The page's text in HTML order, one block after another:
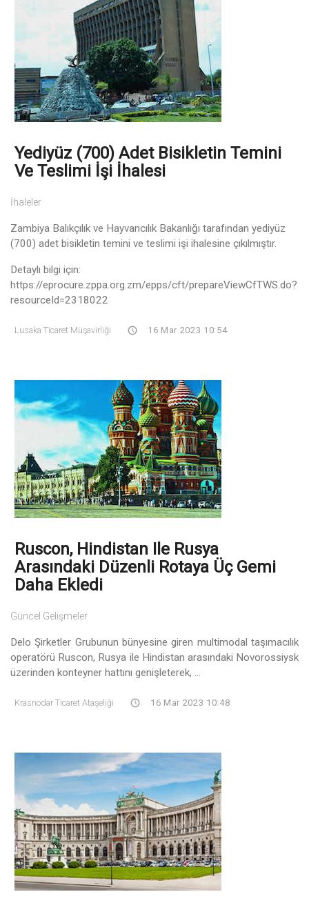
Yediyüz (700) Adet Bisikletin Temini
Ve Teslimi İşi İhalesi
İhaleler
Zambiya Balıkçılık ve Hayvancılık Bakanlığı tarafından yediyüz
(700) adet bisikletin temini ve teslimi işi ihalesine çıkılmıştır.
Detaylı bilgi için:
https://eprocure.zppa.org.zm/epps/cft/prepareViewCfTWS.do?
resourceId=2318022
Lusaka Ticaret Müşavirliği 16 Mar 2023 10:54
Ruscon, Hindistan Ile Rusya
Arasındaki Düzenli Rotaya Üç Gemi
Daha Ekledi
Güncel Gelişmeler
Delo Şirketler Grubunun bünyesine giren multimodal taşımacılık
operatörü Ruscon, Rusya ile Hindistan arasındaki Novorossiysk
üzerinden konteyner hattını genişleterek, ...
Krasnodar Ticaret Ataşeliği 16 Mar 2023 10:48